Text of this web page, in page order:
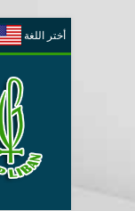
أختر اللغة